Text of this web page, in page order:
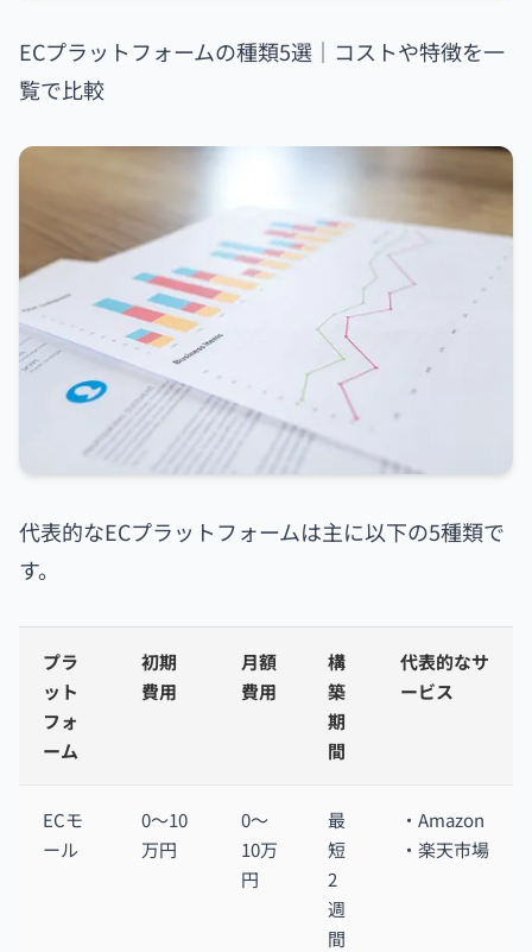
ECプラットフォームの種類5選｜コストや特徴を一
覧で比較
代表的なECプラットフォームは主に以下の5種類で
す。
プラ
ット
フォ
ーム
初期
費用
月額
費用
構
築
期
間
代表的なサ
ービス
ECモ
ール
0〜10
万円
0〜
10万
円
最
短
2
週
間
・Amazon
・楽天市場